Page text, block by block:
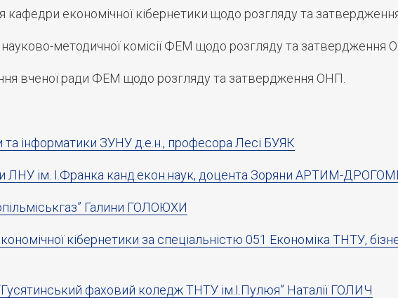
кафедри економічної кібернетики щодо розгляду та
науково-методичної комісії ФЕМ щодо розгляду та затвердження
вченої ради ФЕМ щодо розгляду та затвердження ОНП.
та інформатики ЗУНУ д.е.н., професора Лесі БУЯК
ЛНУ ім. І.Франка канд.екон.наук, доцента Зоряни АРТИМ-
Галини ГОЛОЮХИ
кібернетики за спеціальністю 051 Економіка ТНТУ,
фаховий коледж ТНТУ ім.І.Пулюя” Наталії ГОЛИЧ